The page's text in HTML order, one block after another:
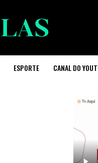
ESPORTE CANAL DO